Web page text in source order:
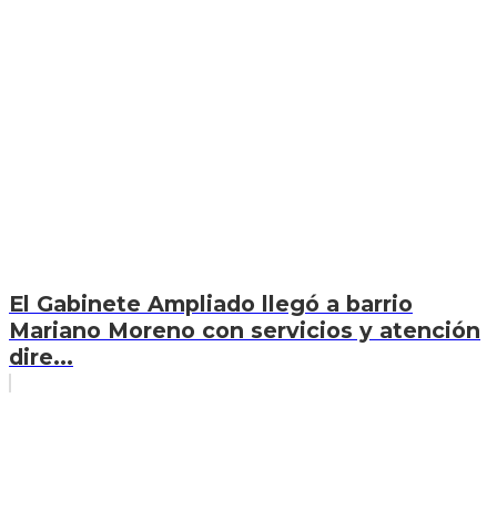
El Gabinete Ampliado llegó a barrio
Mariano Moreno con servicios y atención
dire...